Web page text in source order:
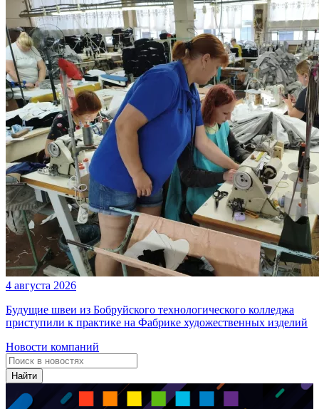
4 августа 2026
Будущие швеи из Бобруйского технологического колледжа
приступили к практике на Фабрике художественных изделий
Новости компаний
Найти